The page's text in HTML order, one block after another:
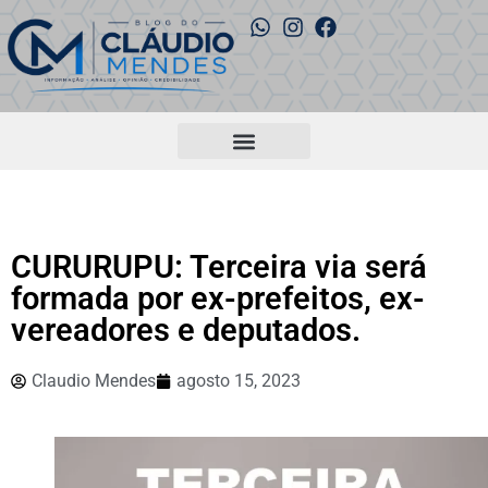
CURURUPU: Terceira via será
formada por ex-prefeitos, ex-
vereadores e deputados.
Claudio Mendes agosto 15, 2023